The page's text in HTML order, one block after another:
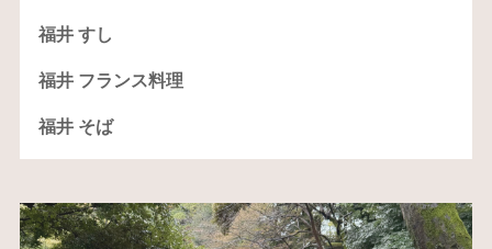
福井 すし
福井 フランス料理
福井 そば